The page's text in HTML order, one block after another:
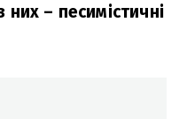
– песимістичні